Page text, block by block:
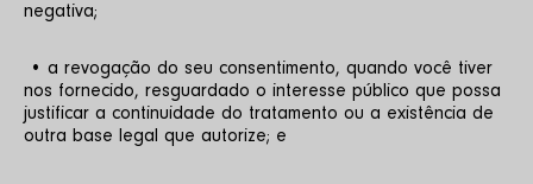
negativa;
• a revogação do seu consentimento, quando você tiver
nos fornecido, resguardado o interesse público que possa
justificar a continuidade do tratamento ou a existência de
outra base legal que autorize; e